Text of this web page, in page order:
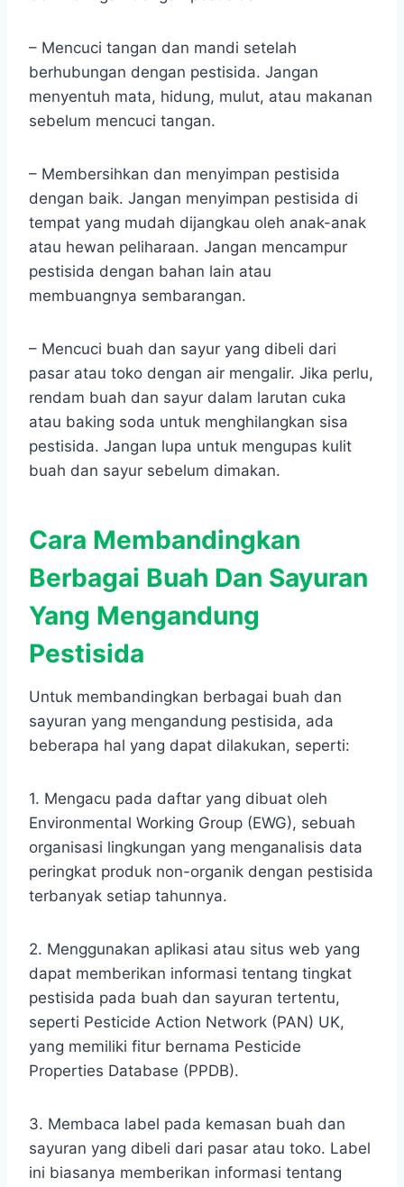
– Mencuci tangan dan mandi setelah
berhubungan dengan pestisida. Jangan
menyentuh mata, hidung, mulut, atau makanan
sebelum mencuci tangan.
– Membersihkan dan menyimpan pestisida
dengan baik. Jangan menyimpan pestisida di
tempat yang mudah dijangkau oleh anak-anak
atau hewan peliharaan. Jangan mencampur
pestisida dengan bahan lain atau
membuangnya sembarangan.
– Mencuci buah dan sayur yang dibeli dari
pasar atau toko dengan air mengalir. Jika perlu,
rendam buah dan sayur dalam larutan cuka
atau baking soda untuk menghilangkan sisa
pestisida. Jangan lupa untuk mengupas kulit
buah dan sayur sebelum dimakan.
Cara Membandingkan
Berbagai Buah Dan Sayuran
Yang Mengandung
Pestisida
Untuk membandingkan berbagai buah dan
sayuran yang mengandung pestisida, ada
beberapa hal yang dapat dilakukan, seperti:
1. Mengacu pada daftar yang dibuat oleh
Environmental Working Group (EWG), sebuah
organisasi lingkungan yang menganalisis data
peringkat produk non-organik dengan pestisida
terbanyak setiap tahunnya.
2. Menggunakan aplikasi atau situs web yang
dapat memberikan informasi tentang tingkat
pestisida pada buah dan sayuran tertentu,
seperti Pesticide Action Network (PAN) UK,
yang memiliki fitur bernama Pesticide
Properties Database (PPDB).
3. Membaca label pada kemasan buah dan
sayuran yang dibeli dari pasar atau toko. Label
ini biasanya memberikan informasi tentang